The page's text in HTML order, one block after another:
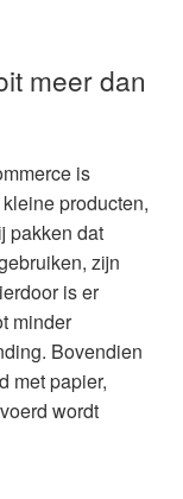
meer dan
is
producten,
pakken dat
zijn
is er
minder
Bovendien
met papier,
wordt